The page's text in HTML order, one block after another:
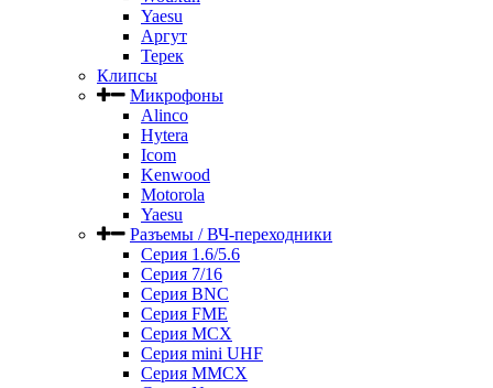
Yaesu
Аргут
Терек
Клипсы
Микрофоны
Alinco
Hytera
Icom
Kenwood
Motorola
Yaesu
Разъемы / ВЧ-переходники
Серия 1.6/5.6
Серия 7/16
Серия BNC
Серия FME
Серия MCX
Серия mini UHF
Серия MMCX